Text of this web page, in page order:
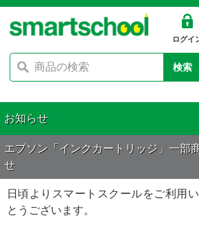
ログイ
検索
お知らせ
エプソン「インクカートリッジ」一部
せ
日頃よりスマートスクールをご利用
とうございます。